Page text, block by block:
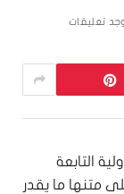
تعليقات
التابعة
تحمل على متنها ما يقدر